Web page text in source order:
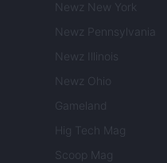
Newz New York
Newz Pennsylvania
Newz Illinois
Newz Ohio
Gameland
Hig Tech Mag
Scoop Mag